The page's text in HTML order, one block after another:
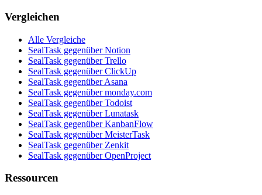
Vergleichen
Alle Vergleiche
SealTask gegenüber Notion
SealTask gegenüber Trello
SealTask gegenüber ClickUp
SealTask gegenüber Asana
SealTask gegenüber monday.com
SealTask gegenüber Todoist
SealTask gegenüber Lunatask
SealTask gegenüber KanbanFlow
SealTask gegenüber MeisterTask
SealTask gegenüber Zenkit
SealTask gegenüber OpenProject
Ressourcen